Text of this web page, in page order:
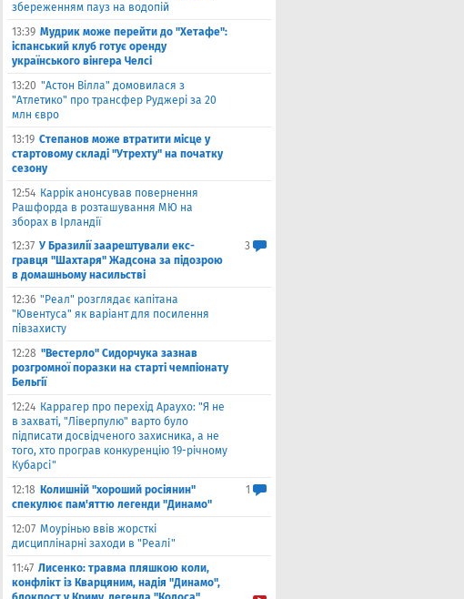
збереженням пауз на водопій
13:39 Мудрик може перейти до "Хетафе":
іспанський клуб готує оренду
українського вінгера Челсі
13:20 "Астон Вілла" домовилася з
"Атлетико" про трансфер Руджері за 20
млн євро
13:19 Степанов може втратити місце у
стартовому складі "Утрехту" на початку
сезону
12:54 Каррік анонсував повернення
Рашфорда в розташування МЮ на
зборах в Ірландії
12:37 У Бразилії заарештували екс-
гравця "Шахтаря" Жадсона за підозрою
в домашньому насильстві
3
12:36 "Реал" розглядає капітана
"Ювентуса" як варіант для посилення
півзахисту
12:28 "Вестерло" Сидорчука зазнав
розгромної поразки на старті чемпіонату
Бельгії
12:24 Каррагер про перехід Араухо: "Я не
в захваті, "Ліверпулю" варто було
підписати досвідченого захисника, а не
того, хто програв конкуренцію 19-річному
Кубарсі"
12:18 Колишнiй "хороший росіянин"
спекулює пам'яттю легенди "Динамо"
1
12:07 Моурінью ввів жорсткі
дисциплінарні заходи в "Реалі"
11:47 Лисенко: травма пляшкою коли,
конфлікт із Кварцяним, надія "Динамо",